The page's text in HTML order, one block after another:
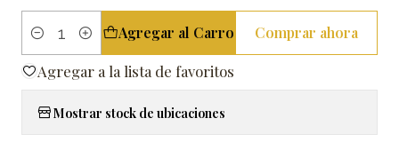
Cantidad
Agregar al Carro Comprar ahora
Agregar a la lista de favoritos
Mostrar stock de ubicaciones